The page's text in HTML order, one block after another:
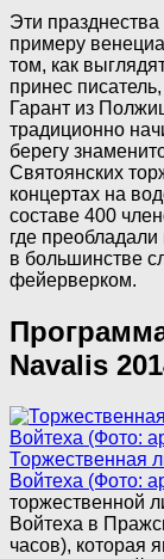
Эти
примеру
том, как
принес
Гарант из
традиционно
берегу
Святоянских
концертах на
составе 400
где
в большинстве
фейерверком.
Navalis
Торжественная
Войтеха (Фото:
торжественной
Войтеха в
часов), которая